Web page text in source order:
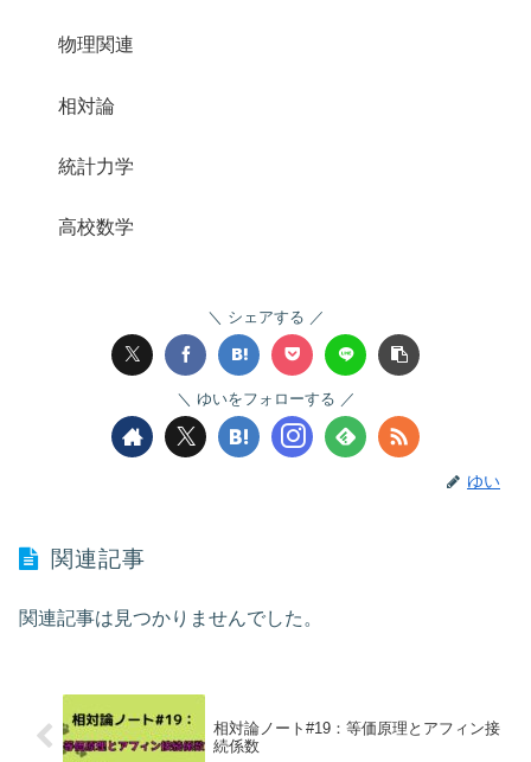
物理関連
相対論
統計力学
高校数学
シェアする
ゆいをフォローする
ゆい
関連記事
関連記事は見つかりませんでした。
相対論ノート#19：等価原理とアフィン接
続係数